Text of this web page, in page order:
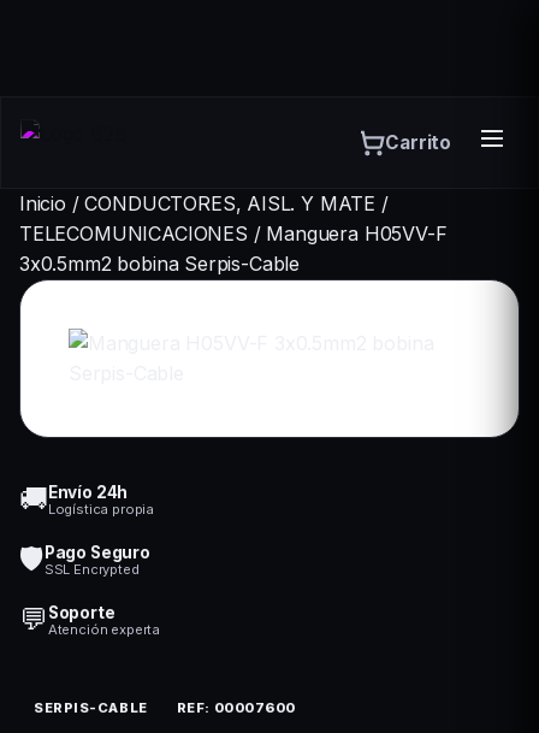
Carrito
Inicio / CONDUCTORES, AISL. Y MATE /
TELECOMUNICACIONES / Manguera H05VV-F
3x0.5mm2 bobina Serpis-Cable
🚚Envío 24h
Logística propia
🛡️Pago Seguro
SSL Encrypted
💬 Soporte
Atención experta
SERPIS-CABLE REF: 00007600